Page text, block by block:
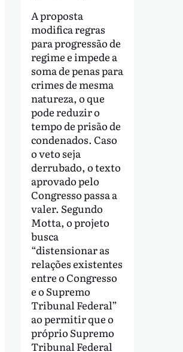
A proposta
modifica regras
para progressão de
regime e impede a
soma de penas para
crimes de mesma
natureza, o que
pode reduzir o
tempo de prisão de
condenados. Caso
o veto seja
derrubado, o texto
aprovado pelo
Congresso passa a
valer. Segundo
Motta, o projeto
busca
“distensionar as
relações existentes
entre o Congresso
e o Supremo
Tribunal Federal”
ao permitir que o
próprio Supremo
Tribunal Federal